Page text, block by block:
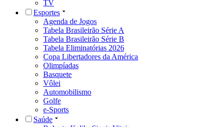
TV
Esportes
Agenda de Jogos
Tabela Brasileirão Série A
Tabela Brasileirão Série B
Tabela Eliminatórias 2026
Copa Libertadores da América
Olimpíadas
Basquete
Vôlei
Automobilismo
Golfe
e-Sports
Saúde